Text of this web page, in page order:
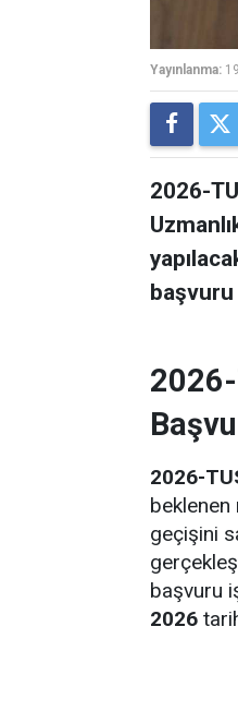
Yayınlanma:
2026-
başvuru
2026-
2026-
beklenen
geçişini
başvuru
2026